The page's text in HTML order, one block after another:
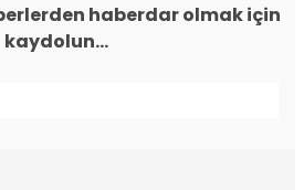
haberdar olmak için
kaydolun...